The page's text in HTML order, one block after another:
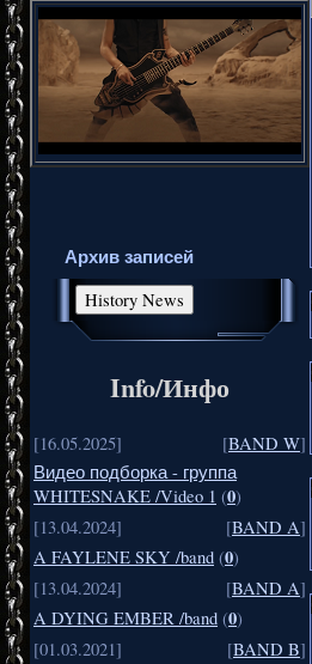
Архив записей
Info/Инфо
[16.05.2025] [BAND W]
Видео подборка - группа
WHITESNAKE /Video 1 (0)
[13.04.2024]
[BAND A]
A FAYLENE SKY /band (0)
[13.04.2024]
[BAND A]
A DYING EMBER /band (0)
[01.03.2021]
[BAND B]